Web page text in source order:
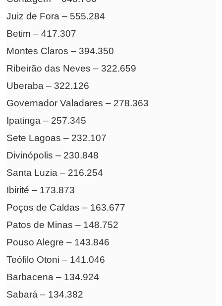
Juiz de Fora – 555.284
Betim – 417.307
Montes Claros – 394.350
Ribeirão das Neves – 322.659
Uberaba – 322.126
Governador Valadares – 278.363
Ipatinga – 257.345
Sete Lagoas – 232.107
Divinópolis – 230.848
Santa Luzia – 216.254
Ibirité – 173.873
Poços de Caldas – 163.677
Patos de Minas – 148.752
Pouso Alegre – 143.846
Teófilo Otoni – 141.046
Barbacena – 134.924
Sabará – 134.382